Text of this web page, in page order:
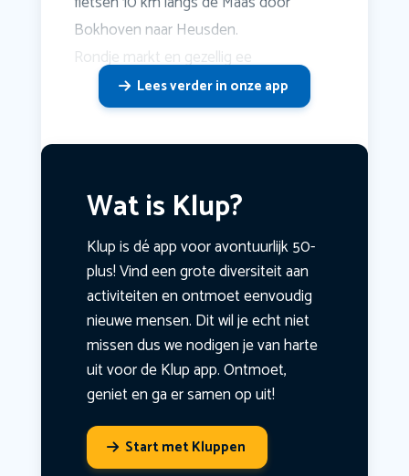
Bokhoven naar Heusden.
Rondje markt en gezellig ee
Lees verder in onze app
Wat is Klup?
Klup is dé app voor avontuurlijk 50-
plus! Vind een grote diversiteit aan
activiteiten en ontmoet eenvoudig
nieuwe mensen. Dit wil je echt niet
missen dus we nodigen je van harte
uit voor de Klup app. Ontmoet,
geniet en ga er samen op uit!
Start met Kluppen